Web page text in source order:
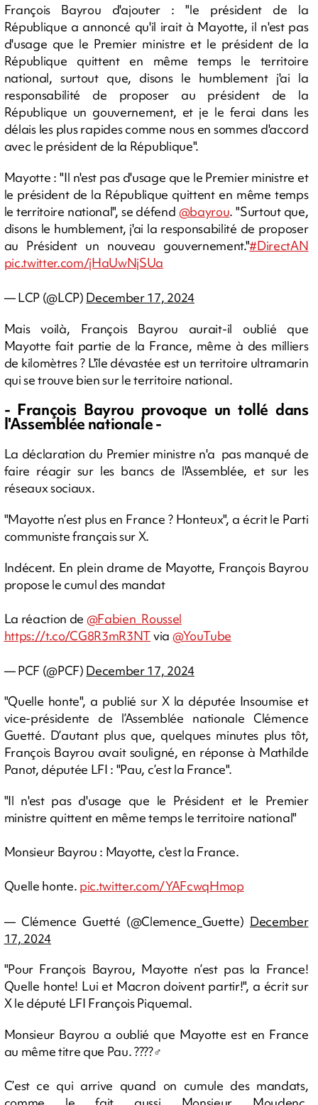
François Bayrou d'ajouter : "le président de la
République a annoncé qu'il irait à Mayotte, il n'est pas
d'usage que le Premier ministre et le président de la
République quittent en même temps le territoire
national, surtout que, disons le humblement j'ai la
responsabilité de proposer au président de la
République un gouvernement, et je le ferai dans les
délais les plus rapides comme nous en sommes d'accord
avec le président de la République".
Mayotte : "Il n'est pas d'usage que le Premier ministre et
le président de la République quittent en même temps
le territoire national", se défend @bayrou. "Surtout que,
disons le humblement, j'ai la responsabilité de proposer
au Président un nouveau gouvernement."#DirectAN
pic.twitter.com/jHaUwNjSUa
— LCP (@LCP) December 17, 2024
Mais voilà, François Bayrou aurait-il oublié que
Mayotte fait partie de la France, même à des milliers
de kilomètres ? L'île dévastée est un territoire ultramarin
qui se trouve bien sur le territoire national.
- François Bayrou provoque un tollé dans
l'Assemblée nationale -
La déclaration du Premier ministre n'a pas manqué de
faire réagir sur les bancs de l'Assemblée, et sur les
réseaux sociaux.
"Mayotte n’est plus en France ? Honteux", a écrit le Parti
communiste français sur X.
Indécent. En plein drame de Mayotte, François Bayrou
propose le cumul des mandat
La réaction de @Fabien_Roussel
https://t.co/CG8R3mR3NTvia @YouTube
— PCF (@PCF) December 17, 2024
"Quelle honte", a publié sur X la députée Insoumise et
vice-présidente de l’Assemblée nationale Clémence
Guetté. D’autant plus que, quelques minutes plus tôt,
François Bayrou avait souligné, en réponse à Mathilde
Panot, députée LFI : "Pau, c’est la France".
"Il n'est pas d'usage que le Président et le Premier
ministre quittent en même temps le territoire national"
Monsieur Bayrou : Mayotte, c'est la France.
Quelle honte. pic.twitter.com/YAFcwqHmop
— Clémence Guetté (@Clemence_Guette) December
17, 2024
"Pour François Bayrou, Mayotte n’est pas la France!
Quelle honte! Lui et Macron doivent partir!", a écrit sur
X le député LFI François Piquemal.
Monsieur Bayrou a oublié que Mayotte est en France
au même titre que Pau. ????‍♂️
C’est ce qui arrive quand on cumule des mandats,